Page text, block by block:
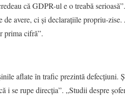
că GDPR-ul e o treabă
avere, ci și declarațiile propriu-
prima cifră”.
aflate în trafic prezintă defecțiuni.
i se rupe direcția”. „Studii despre